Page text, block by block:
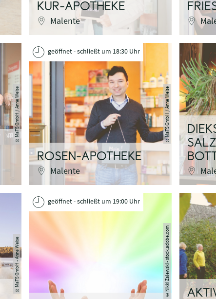
KUR-APOTHEKE
Malente
©
MaTS GmbH / Anne Weise
©
MaTS GmbH / Anne Weise
geöffnet - schließt um 18:30 Uhr
ROSEN-APOTHEKE
Malente
©
MaTS GmbH - Anne Weise ©Nikki Zalewski - stock.adobe.com
geöffnet - schließt um 19:00 Uhr